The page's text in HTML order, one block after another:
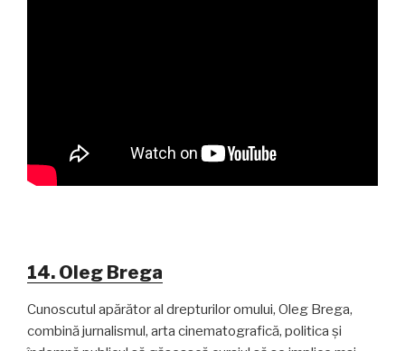
14. Oleg Brega
Cunoscutul apărător al drepturilor omului, Oleg Brega,
combină jurnalismul, arta cinematografică, politica și